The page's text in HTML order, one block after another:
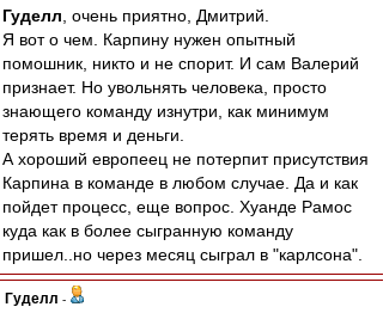
Гуделл , очень приятно, Дмитрий.
Я вот о чем. Карпину нужен опытный
помошник, никто и не спорит. И сам Валерий
признает. Но увольнять человека, просто
знающего команду изнутри, как минимум
терять время и деньги.
А хороший европеец не потерпит присутствия
Карпина в команде в любом случае. Да и как
пойдет процесс, еще вопрос. Хуанде Рамос
куда как в более сыгранную команду
пришел..но через месяц сыграл в "карлсона".
Гуделл -